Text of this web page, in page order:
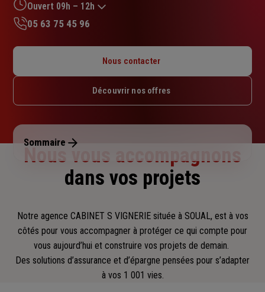
sur
5
étoiles
Ouvert 09h – 12h
Mardi : 08h30 – 12h / 13h30 – 18h
Jeudi : 08h30 – 12h / 13h30 – 18h
Dimanche : Fermé
05 63 75 45 96
Nous contacter
Découvrir nos offres
Sommaire
Nous vous accompagnons
dans vos projets
Notre agence CABINET S VIGNERIE située à SOUAL, est à vos
côtés pour vous accompagner à protéger ce qui compte pour
vous aujourd’hui et construire vos projets de demain.
Des solutions d’assurance et d’épargne pensées pour s’adapter
à vos 1 001 vies.